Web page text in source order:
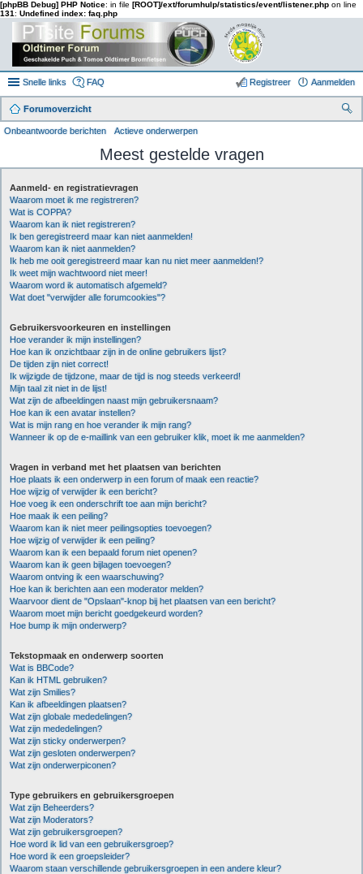
[phpBB Debug] PHP Notice: in file [ROOT]/ext/forumhulp/statistics/event/listener.php on line
131: Undefined index: faq.php
Snelle links FAQ Aanmelden
Registreer
Forumoverzicht
Onbeantwoorde berichten Actieve onderwerpen
Meest gestelde vragen
Aanmeld- en registratievragen
Waarom moet ik me registreren?
Wat is COPPA?
Waarom kan ik niet registreren?
Ik ben geregistreerd maar kan niet aanmelden!
Waarom kan ik niet aanmelden?
Ik heb me ooit geregistreerd maar kan nu niet meer aanmelden!?
Ik weet mijn wachtwoord niet meer!
Waarom word ik automatisch afgemeld?
Wat doet "verwijder alle forumcookies"?
Gebruikersvoorkeuren en instellingen
Hoe verander ik mijn instellingen?
Hoe kan ik onzichtbaar zijn in de online gebruikers lijst?
De tijden zijn niet correct!
Ik wijzigde de tijdzone, maar de tijd is nog steeds verkeerd!
Mijn taal zit niet in de lijst!
Wat zijn de afbeeldingen naast mijn gebruikersnaam?
Hoe kan ik een avatar instellen?
Wat is mijn rang en hoe verander ik mijn rang?
Wanneer ik op de e-maillink van een gebruiker klik, moet ik me aanmelden?
Vragen in verband met het plaatsen van berichten
Hoe plaats ik een onderwerp in een forum of maak een reactie?
Hoe wijzig of verwijder ik een bericht?
Hoe voeg ik een onderschrift toe aan mijn bericht?
Hoe maak ik een peiling?
Waarom kan ik niet meer peilingsopties toevoegen?
Hoe wijzig of verwijder ik een peiling?
Waarom kan ik een bepaald forum niet openen?
Waarom kan ik geen bijlagen toevoegen?
Waarom ontving ik een waarschuwing?
Hoe kan ik berichten aan een moderator melden?
Waarvoor dient de "Opslaan"-knop bij het plaatsen van een bericht?
Waarom moet mijn bericht goedgekeurd worden?
Hoe bump ik mijn onderwerp?
Tekstopmaak en onderwerp soorten
Wat is BBCode?
Kan ik HTML gebruiken?
Wat zijn Smilies?
Kan ik afbeeldingen plaatsen?
Wat zijn globale mededelingen?
Wat zijn mededelingen?
Wat zijn sticky onderwerpen?
Wat zijn gesloten onderwerpen?
Wat zijn onderwerpiconen?
Type gebruikers en gebruikersgroepen
Wat zijn Beheerders?
Wat zijn Moderators?
Wat zijn gebruikersgroepen?
Hoe word ik lid van een gebruikersgroep?
Hoe word ik een groepsleider?
Waarom staan verschillende gebruikersgroepen in een andere kleur?